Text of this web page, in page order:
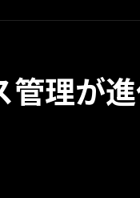
新事例から見るサ
広島県三原市駒ケ原
三原市駒ケ原町に
管理が